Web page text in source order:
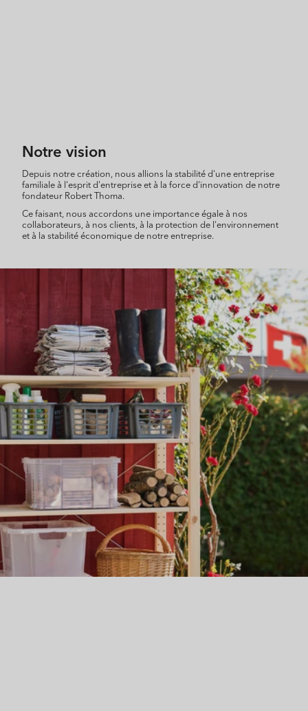
Notre vision
Depuis notre création, nous allions la stabilité d'une entreprise
familiale à l'esprit d'entreprise et à la force d'innovation de notre
fondateur Robert Thoma.
Ce faisant, nous accordons une importance égale à nos
collaborateurs, à nos clients, à la protection de l'environnement
et à la stabilité économique de notre entreprise.